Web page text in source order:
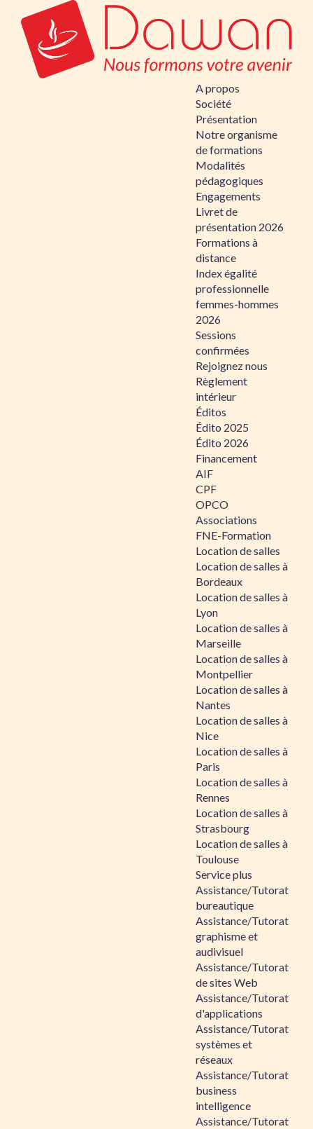
A propos
Société
Présentation
Notre organisme
de formations
Modalités
pédagogiques
Engagements
Livret de
présentation 2026
Formations à
distance
Index égalité
professionnelle
femmes-hommes
2026
Sessions
confirmées
Rejoignez nous
Règlement
intérieur
Éditos
Édito 2025
Édito 2026
Financement
AIF
CPF
OPCO
Associations
FNE-Formation
Location de salles
Location de salles à
Bordeaux
Location de salles à
Lyon
Location de salles à
Marseille
Location de salles à
Montpellier
Location de salles à
Nantes
Location de salles à
Nice
Location de salles à
Paris
Location de salles à
Rennes
Location de salles à
Strasbourg
Location de salles à
Toulouse
Service plus
Assistance/Tutorat
bureautique
Assistance/Tutorat
graphisme et
audivisuel
Assistance/Tutorat
de sites Web
Assistance/Tutorat
d'applications
Assistance/Tutorat
systèmes et
réseaux
Assistance/Tutorat
business
intelligence
Assistance/Tutorat